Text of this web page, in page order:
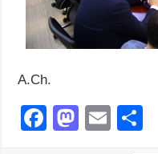
A.Ch.
F
M
E